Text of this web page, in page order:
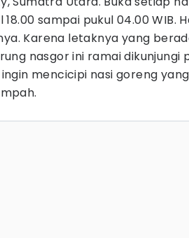
sampai pukul 04.00 WIB.
Karena letaknya yang
nasgor ini ramai dikunjungi
mencicipi nasi goreng